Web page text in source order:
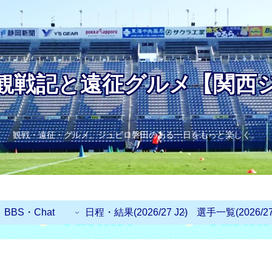
戦記と遠征グルメ【関西
観戦・遠征・グルメ。ジュビロ磐田のある一日をもっと楽しく。
BBS・Chat 日程・結果(2026/27 J2) 選手一覧(2026/